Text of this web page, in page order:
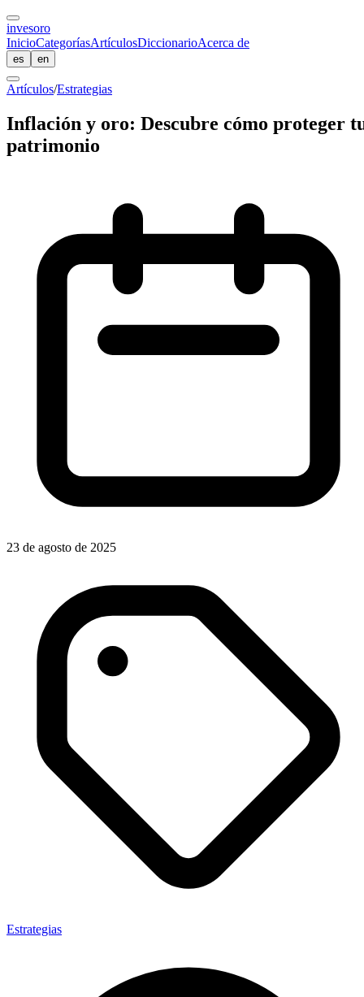
invesoro
InicioCategoríasArtículosDiccionarioAcerca de
es en
Artículos/Estrategias
Inflación y oro: Descubre cómo proteger
patrimonio
23 de agosto de 2025
Estrategias